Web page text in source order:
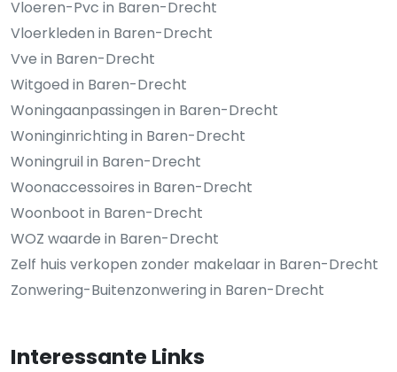
Vloeren-Pvc in Baren-Drecht
Vloerkleden in Baren-Drecht
Vve in Baren-Drecht
Witgoed in Baren-Drecht
Woningaanpassingen in Baren-Drecht
Woninginrichting in Baren-Drecht
Woningruil in Baren-Drecht
Woonaccessoires in Baren-Drecht
Woonboot in Baren-Drecht
WOZ waarde in Baren-Drecht
Zelf huis verkopen zonder makelaar in Baren-Drecht
Zonwering-Buitenzonwering in Baren-Drecht
Interessante Links